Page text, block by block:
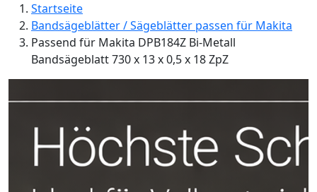
Startseite
Bandsägeblätter / Sägeblätter passen für Makita
Passend für Makita DPB184Z Bi-Metall
Bandsägeblatt 730 x 13 x 0,5 x 18 ZpZ